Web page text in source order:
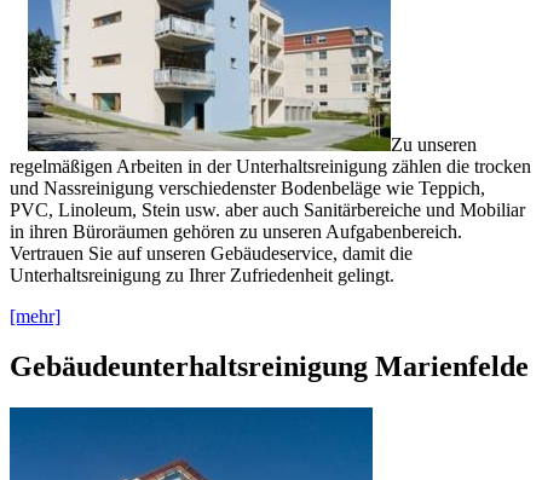
Zu unseren
regelmäßigen Arbeiten in der Unterhaltsreinigung zählen die trocken
und Nassreinigung verschiedenster Bodenbeläge wie Teppich,
PVC, Linoleum, Stein usw. aber auch Sanitärbereiche und Mobiliar
in ihren Büroräumen gehören zu unseren Aufgabenbereich.
Vertrauen Sie auf unseren Gebäudeservice, damit die
Unterhaltsreinigung zu Ihrer Zufriedenheit gelingt.
[mehr]
Gebäudeunterhaltsreinigung Marienfelde